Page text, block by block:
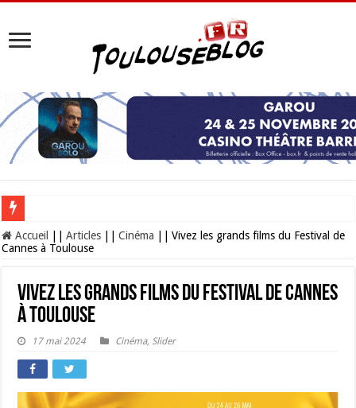
Les Nocturnes de la Cité de l’espace 2026 : l’événement incontournable de
Accueil Articles Cinéma
Vivez les grands films du Festival de
Cannes à Toulouse
Vivez les grands films du Festival de Cannes
à Toulouse
17 mai 2024 Cinéma, Slider